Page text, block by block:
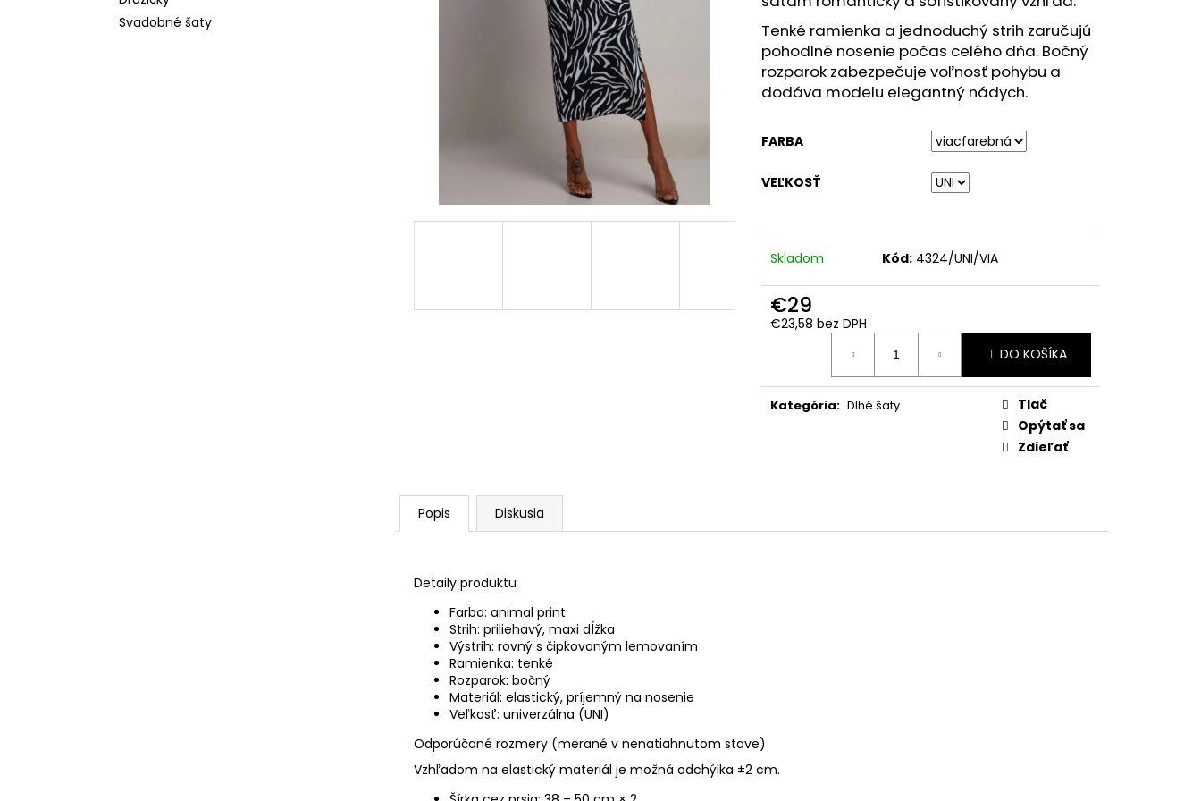
Svadobné šaty
Tenké ramienka a jednoduchý strih zaručujú
pohodlné nosenie počas celého dňa. Bočný
rozparok zabezpečuje voľnosť pohybu a
dodáva modelu elegantný nádych.
FARBA
VEĽKOSŤ
Skladom Kód: 4324/UNI/VIA
€29
€23,58 bez DPH
Jednotková
DO KOŠÍKA
Kategória: Dlhé šaty
Tlač
Opýtať sa
Zdieľať
Popis Diskusia
Detaily produktu
Farba: animal print
Strih: priliehavý, maxi dĺžka
Výstrih: rovný s čipkovaným lemovaním
Ramienka: tenké
Rozparok: bočný
Materiál: elastický, príjemný na nosenie
Veľkosť: univerzálna (UNI)
Odporúčané rozmery (merané v nenatiahnutom stave)
Vzhľadom na elastický materiál je možná odchýlka ±2 cm.